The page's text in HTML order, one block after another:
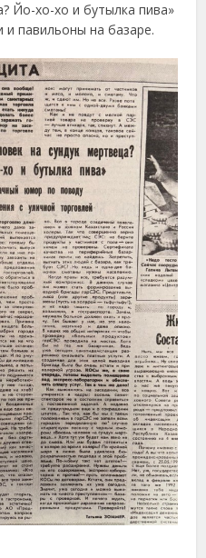
Йо-хо-хо и бутылка пива»
и павильоны на базаре.